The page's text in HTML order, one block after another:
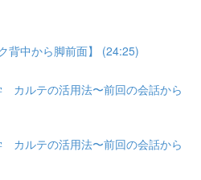
背中から脚前面】 (24:25)
カルテの活用法〜前回の会話から
カルテの活用法〜前回の会話から